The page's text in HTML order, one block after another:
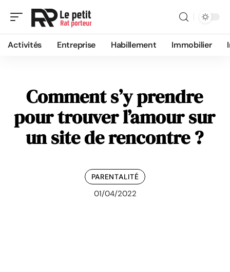
Activités Entreprise Habillement Immobilier
Comment s’y prendre
pour trouver l’amour sur
un site de rencontre ?
PARENTALITÉ
01/04/2022